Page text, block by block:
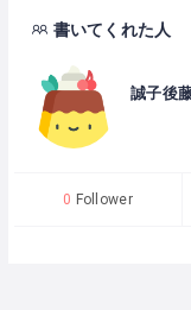
書いてくれた人
誠子後
0 Follower